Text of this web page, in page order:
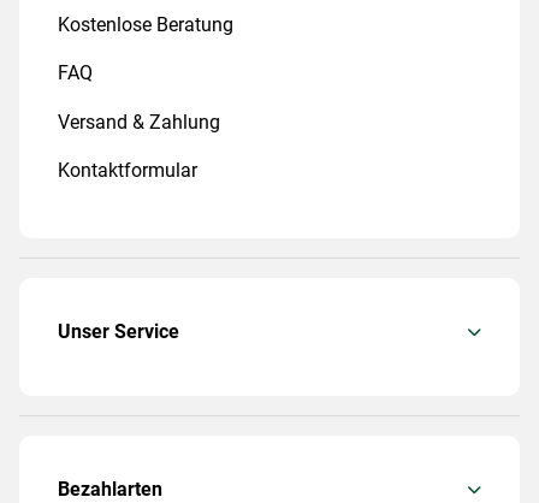
Kostenlose Beratung
FAQ
Versand & Zahlung
Kontaktformular
Unser Service
Bezahlarten